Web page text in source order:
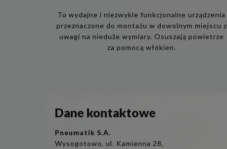
To wydajne i niezwykle funkcjonalne urządzenia
przeznaczone do montażu w dowolnym miejscu z
uwagi na nieduże wymiary. Osuszają powietrze
za pomocą włókien.
Dane kontaktowe
Pneumatik S.A.
Wysogotowo, ul. Kamienna 28,